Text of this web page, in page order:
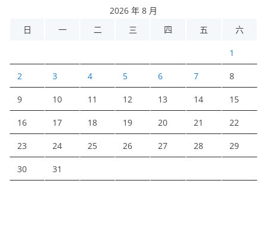
2026 年 8 月
日
一 二 三 四 五 六
1
2 3 4 5 6 7 8
9 10 11 12 13 14 15
16 17 18 19 20 21 22
23 24 25 26 27 28 29
30 31